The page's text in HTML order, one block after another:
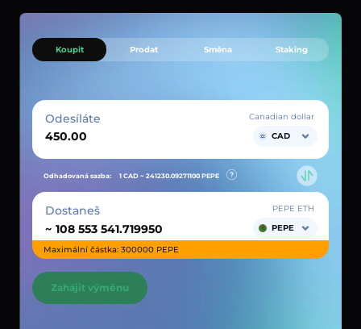
Koupit Prodat Směna Staking
Odesíláte
Canadian dollar
CAD
Odhadovaná sazba: 1 CAD ~ 241230.09271100 PEPE
Dostaneš
~
PEPE ETH
PEPE
Maximální částka: 300000 PEPE
Zahájit výměnu